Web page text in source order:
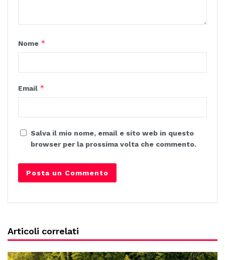
Nome *
Email *
Salva il mio nome, email e sito web in questo
browser per la prossima volta che commento.
Articoli correlati